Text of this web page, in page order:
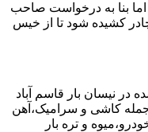
بنا به درخواست صاحب
کشیده شود تا از خیس
در نیسان بار قاسم آباد
جمله کاشی و سرامیک،آهن
و تره بار